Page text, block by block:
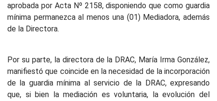
aprobada por Acta Nº 2158, disponiendo que como guardia
mínima permanezca al menos una (01) Mediadora, además
de la Directora.
Por su parte, la directora de la DRAC, María Irma González,
manifiestó que coincide en la necesidad de la incorporación
de la guardia mínima al servicio de la DRAC, expresando
que, si bien la mediación es voluntaria, la evolución del